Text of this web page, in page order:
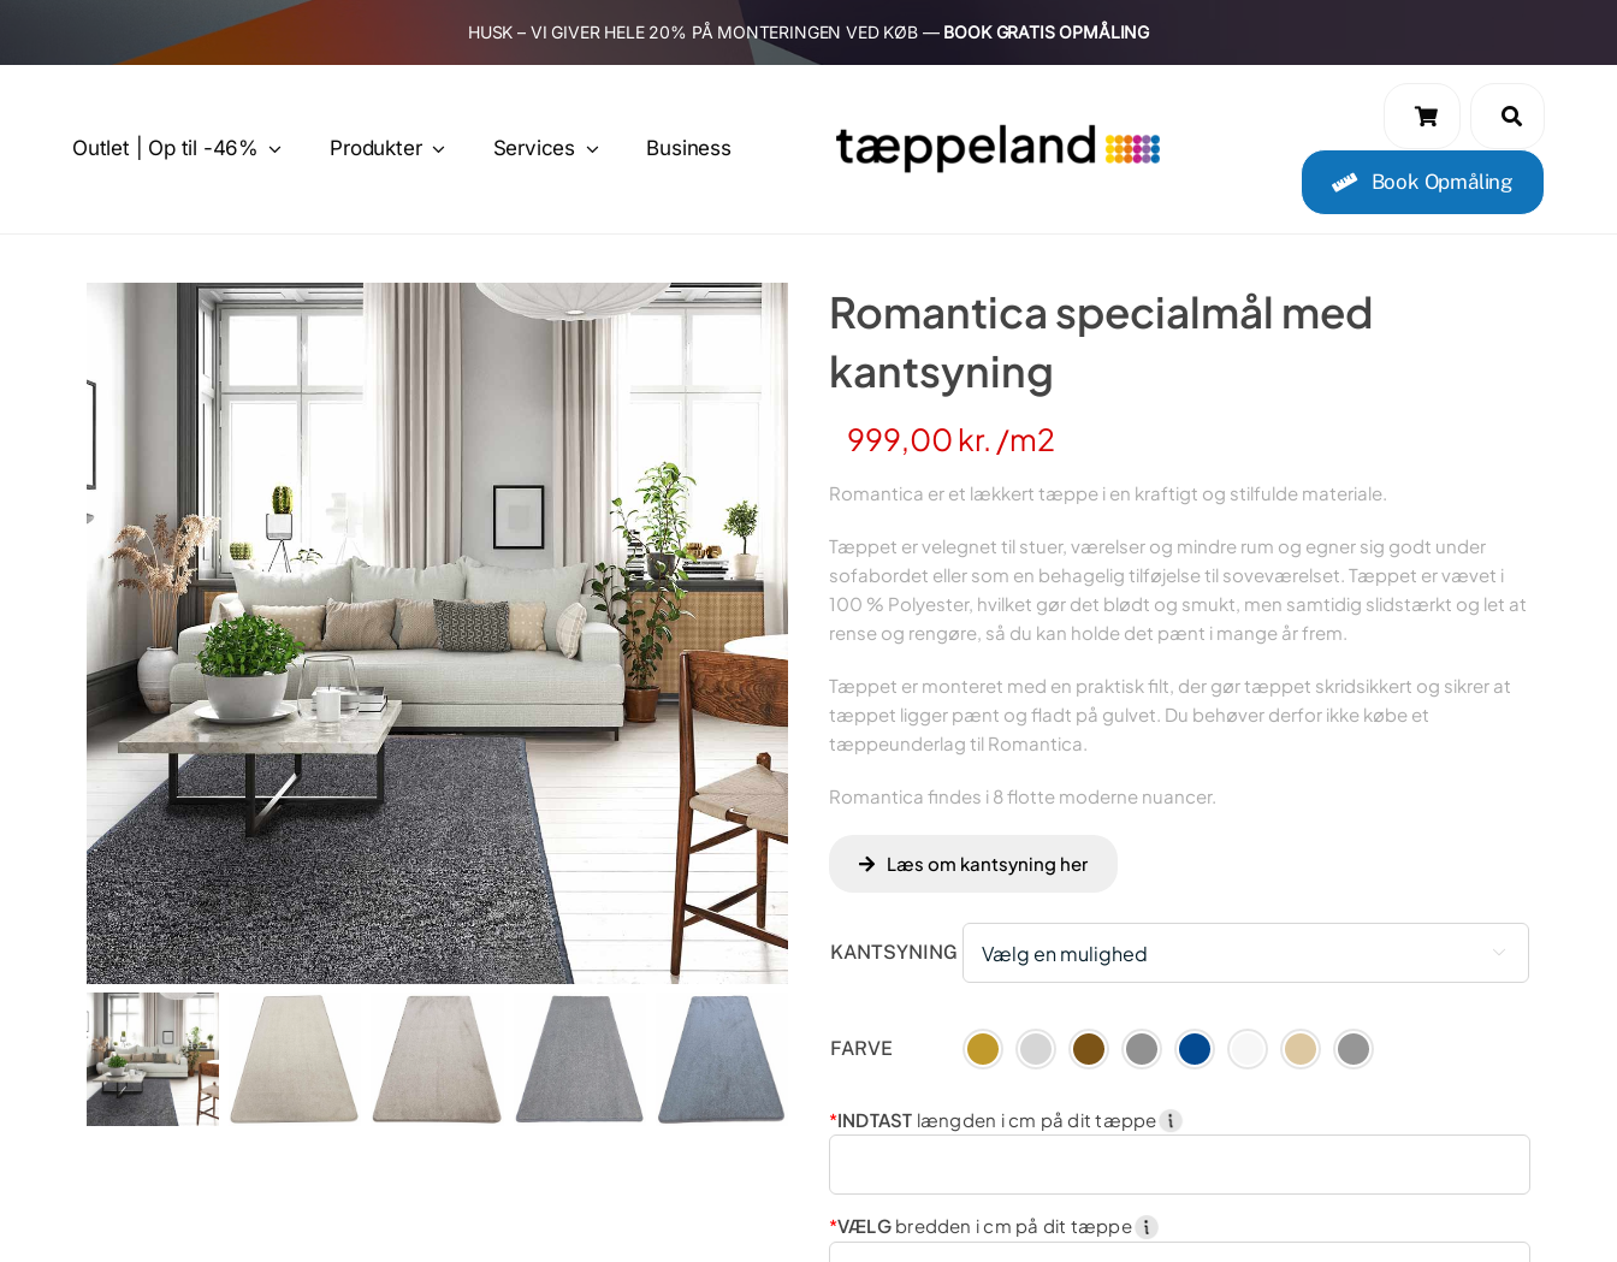
content
HUSK – VI GIVER HELE 20% PÅ MONTERINGEN VED KØB — BOOK GRATIS OPMÅLING
Outlet | Op til -46% Produkter Services
Business
Book Opmåling
Romantica specialmål med
kantsyning
999,00 kr. /m2
Romantica er et lækkert tæppe i en kraftigt og stilfulde materiale.
Tæppet er velegnet til stuer, værelser og mindre rum og egner sig godt under
sofabordet eller som en behagelig tilføjelse til soveværelset. Tæppet er vævet i
100 % Polyester, hvilket gør det blødt og smukt, men samtidig slidstærkt og let at
rense og rengøre, så du kan holde det pænt i mange år frem.
Tæppet er monteret med en praktisk filt, der gør tæppet skridsikkert og sikrer at
tæppet ligger pænt og fladt på gulvet. Du behøver derfor ikke købe et
tæppeunderlag til Romantica.
Romantica findes i 8 flotte moderne nuancer.
Læs om kantsyning her
KANTSYNING 
FARVE
*INDTAST længden i cm på dit tæppe
*VÆLGbredden i cm på dit tæppe